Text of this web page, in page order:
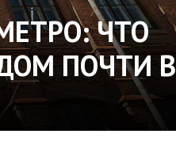
ЧТО
ПОЧТИ В